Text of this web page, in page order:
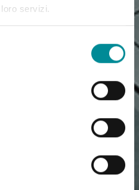
servizi.